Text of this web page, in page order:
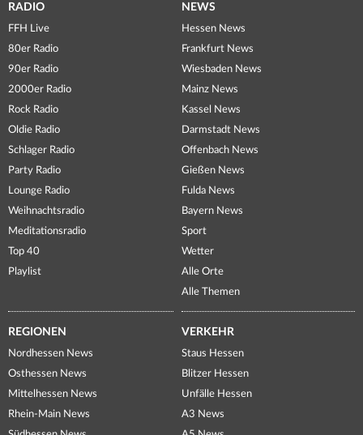
RADIO
FFH Live
80er Radio
90er Radio
2000er Radio
Rock Radio
Oldie Radio
Schlager Radio
Party Radio
Lounge Radio
Weihnachtsradio
Meditationsradio
Top 40
Playlist
NEWS
Hessen News
Frankfurt News
Wiesbaden News
Mainz News
Kassel News
Darmstadt News
Offenbach News
Gießen News
Fulda News
Bayern News
Sport
Wetter
Alle Orte
Alle Themen
REGIONEN
Nordhessen News
Osthessen News
Mittelhessen News
Rhein-Main News
VERKEHR
Staus Hessen
Blitzer Hessen
Unfälle Hessen
A3 News